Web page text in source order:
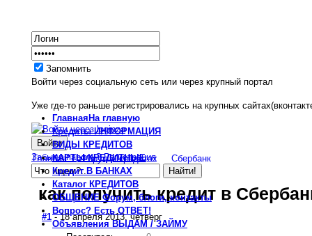
Запомнить
Войти через социальную сеть или через крупный портал
Уже где-то раньше регистрировались на крупных
Забыли пароль? Регистрация
Главная На главную
КредитыИНФОРМАЦИЯ
ВИДЫ
КРЕДИТОВ
КАРТЫКРЕДИТНЫЕ
Кредит В БАНКАХ
Каталог КРЕДИТОВ
ОБЩЕНИЕФорум, блоги, контакты
Вопрос? Есть ОТВЕТ!
Объявления ВЫДАМ / ЗАЙМУ
Главная Форум о кредитах Сбербанк
как получить кредит в
#1- 18 апреля 2013, четверг